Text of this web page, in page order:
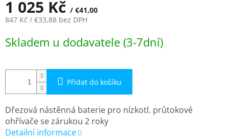
1 025 Kč / €41,00
847 Kč / €33,88 bez DPH
cena:
Skladem u dodavatele (3-7dní)
Přidat do košíku
Dřezová nástěnná baterie pro nízkotl. průtokové
ohřívače se zárukou 2 roky
Detailní informace